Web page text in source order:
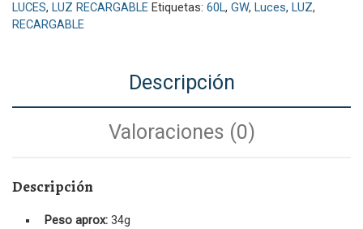
LUCES, LUZ RECARGABLE Etiquetas: 60L, GW, Luces, LUZ,
RECARGABLE
Descripción
Valoraciones (0)
Descripción
Peso aprox: 34g